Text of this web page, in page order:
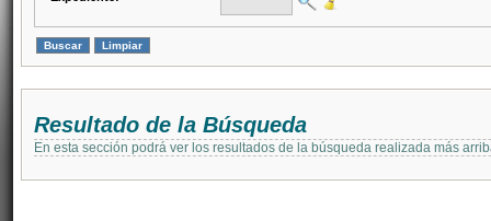
Resultado de la Búsqueda
En esta sección podrá ver los resultados de la búsqueda realizada más